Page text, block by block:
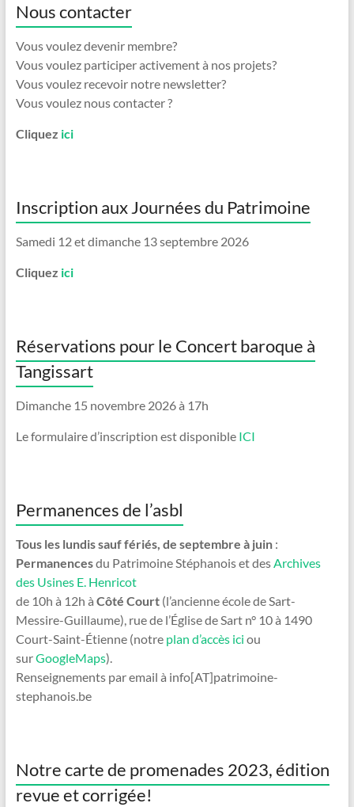
Nous contacter
Vous voulez devenir membre?
Vous voulez participer activement à nos projets?
Vous voulez recevoir notre newsletter?
Vous voulez nous contacter ?
Cliquez ici
Inscription aux Journées du Patrimoine
Samedi 12 et dimanche 13 septembre 2026
Cliquez ici
Réservations pour le Concert baroque à
Tangissart
Dimanche 15 novembre 2026 à 17h
Le formulaire d’inscription est disponible ICI
Permanences de l’asbl
Tous les lundis sauf fériés, de septembre à juin:
Permanencesdu Patrimoine Stéphanois et desArchives
des Usines E. Henricot
de 10h à 12h à Côté Court (l’ancienne école de Sart-
Messire-Guillaume), rue de l’Église de Sart n° 10 à 1490
Court-Saint-Étienne (notre plan d’accès ici ou
surGoogleMaps).
Renseignements par email à info[AT]patrimoine-
stephanois.be
Notre carte de promenades 2023, édition
revue et corrigée!